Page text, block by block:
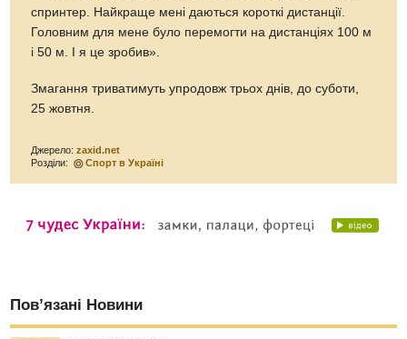
спринтер. Найкраще мені даються короткі дистанції.
Головним для мене було перемогти на дистанціях 100 м
і 50 м. І я це зробив».
Змагання триватимуть упродовж трьох днів, до суботи,
25 жовтня.
Джерело:zaxid.net
Розділи:
Спорт в Україні
Пов’язані Новини